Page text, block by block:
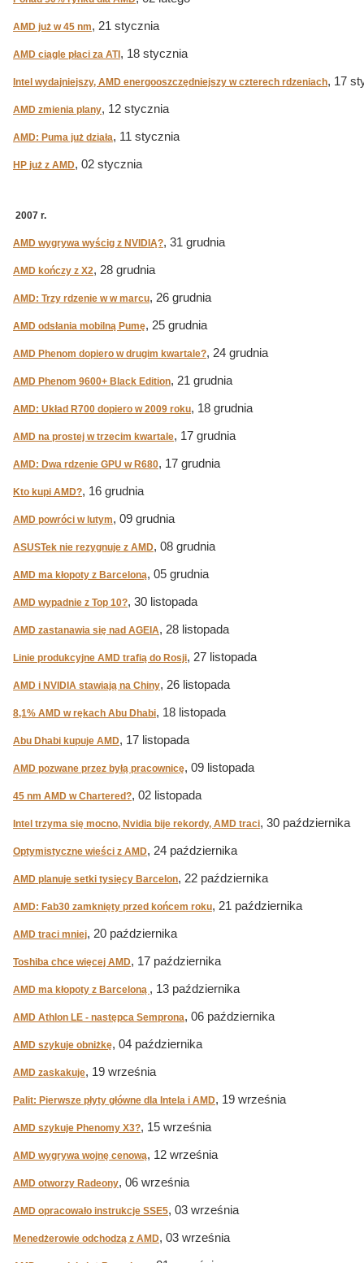
AMD już w 45 nm, 21 stycznia
AMD ciągle płaci za ATI , 18 stycznia
Intel wydajniejszy, AMD energooszczędniejszy w czterech rdzeniach, 17
AMD zmienia plany, 12 stycznia
AMD: Puma już działa, 11 stycznia
HP już z AMD, 02 stycznia
2007 r.
AMD wygrywa wyścig z NVIDIĄ?, 31 grudnia
AMD kończy z X2, 28 grudnia
AMD: Trzy rdzenie w w marcu, 26 grudnia
AMD odsłania mobilną Pumę, 25 grudnia
AMD Phenom dopiero w drugim kwartale?, 24 grudnia
AMD Phenom 9600+ Black Edition, 21 grudnia
AMD: Układ R700 dopiero w 2009 roku, 18 grudnia
AMD na prostej w trzecim kwartale, 17 grudnia
AMD: Dwa rdzenie GPU w R680, 17 grudnia
Kto kupi AMD?, 16 grudnia
AMD powróci w lutym, 09 grudnia
ASUSTek nie rezygnuje z AMD, 08 grudnia
AMD ma kłopoty z Barceloną, 05 grudnia
AMD wypadnie z Top 10?, 30 listopada
AMD zastanawia się nad AGEIA, 28 listopada
Linie produkcyjne AMD trafią do Rosji, 27 listopada
AMD i NVIDIA stawiają na Chiny, 26 listopada
8,1% AMD w rękach Abu Dhabi, 18 listopada
Abu Dhabi kupuje AMD, 17 listopada
AMD pozwane przez byłą pracownicę, 09 listopada
45 nm AMD w Chartered?, 02 listopada
Intel trzyma się mocno, Nvidia bije rekordy, AMD traci, 30 października
Optymistyczne wieści z AMD, 24 października
AMD planuje setki tysięcy Barcelon, 22 października
AMD: Fab30 zamknięty przed końcem roku, 21 października
AMD traci mniej, 20 października
Toshiba chce więcej AMD, 17 października
AMD ma kłopoty z Barceloną , 13 października
AMD Athlon LE - następca Semprona, 06 października
AMD szykuje obniżkę, 04 października
AMD zaskakuje, 19 września
Palit: Pierwsze płyty główne dla Intela i AMD, 19 września
AMD szykuje Phenomy X3?, 15 września
AMD wygrywa wojnę cenową, 12 września
AMD otworzy Radeony, 06 września
AMD opracowało instrukcje SSE5, 03 września
Menedżerowie odchodzą z AMD, 03 września